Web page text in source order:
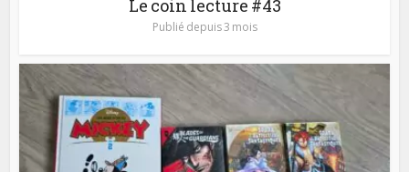
Le coin lecture #43
Publié depuis 3 mois